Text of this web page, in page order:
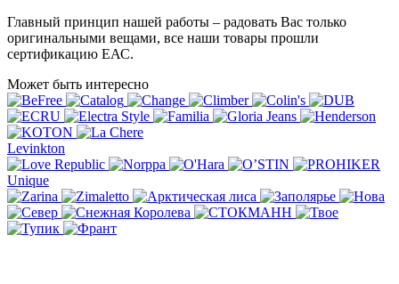
Главный принцип нашей работы – радовать Вас только
оригинальными вещами, все наши товары прошли
сертификацию ЕАС.
Может быть интересно
Levinkton
Unique